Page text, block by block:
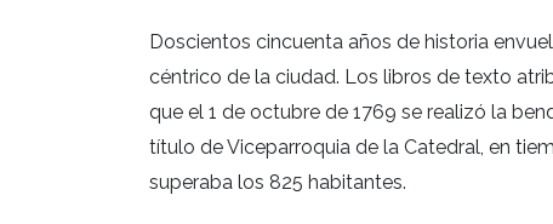
Doscientos cincuenta años de historia
céntrico de la ciudad. Los libros de texto
que el 1 de octubre de 1769 se realizó la
título de Viceparroquia de la Catedral, en
superaba los 825 habitantes.